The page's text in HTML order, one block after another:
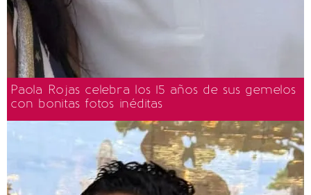
Paola Rojas celebra los 15 años de sus gemelos
con bonitas fotos inéditas